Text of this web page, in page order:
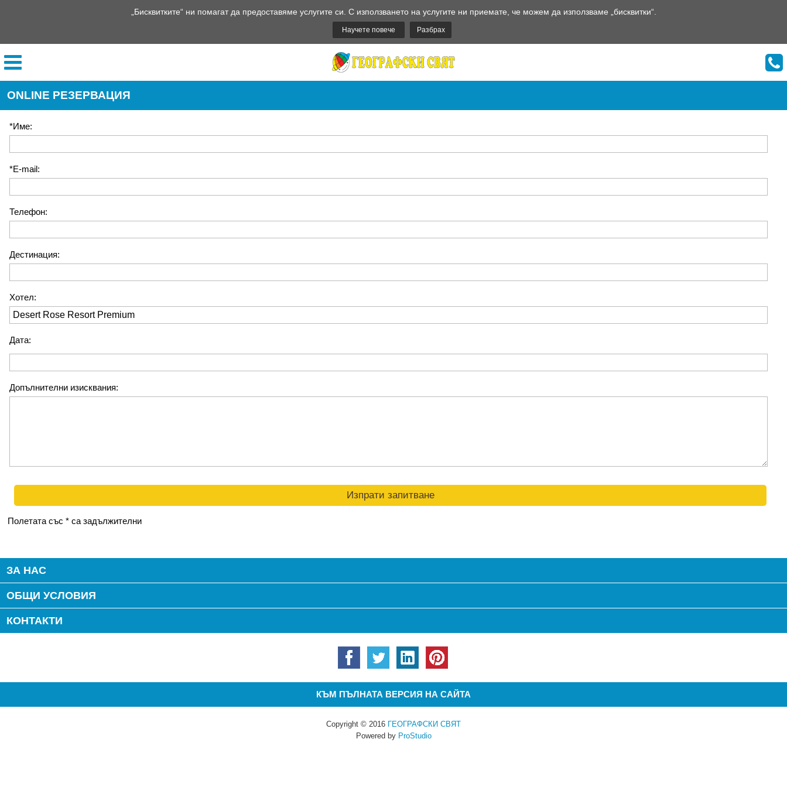
„Бисквитките“ ни помагат да предоставяме услугите си. С използването на услугите ни приемате, че можем да използваме „бисквитки“.
Научете повече Разбрах
ONLINE РЕЗЕРВАЦИЯ
*Име:
*E-mail:
Телефон:
Дестинация:
Хотел:
Дата:
Допълнителни изисквания:
Полетата със * са задължителни
ЗА НАС
ОБЩИ УСЛОВИЯ
КОНТАКТИ
КЪМ ПЪЛНАТА ВЕРСИЯ НА САЙТА
Copyright © 2016 ГЕОГРАФСКИ СВЯТ
Powered by ProStudio